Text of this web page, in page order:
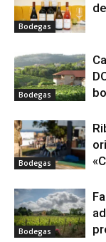
Bodegas
Bodegas
Bodegas
Bodegas